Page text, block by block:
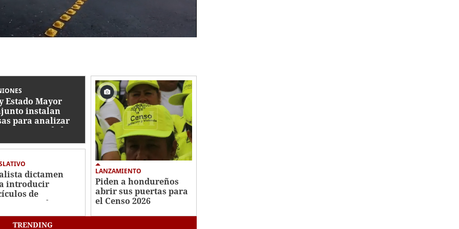
Estado Mayor
instalan
para analizar
a Ley de las
dictamen
introducir
de
y valores en
LANZAMIENTO
Piden a hondureños
abrir sus puertas para
el Censo 2026
TRENDING